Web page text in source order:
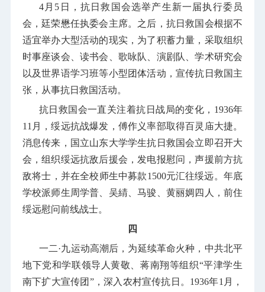
4月 5 日，抗日救国会选举产生新一届执行委员
会，廷荣懋任执委会主席。之后，抗日救国会根据不
适宜举办大型活动的现实，为了积蓄力量，采取组织
时事座谈会、读书会、歌咏队、演剧队、学术研究会
以及世界语学习班等小型团体活动，宣传抗日救国主
张，从事抗日救国活动。
抗日救国会一直关注着抗日战局的变化， 1936年
11 月，绥远抗战爆发，傅作义率部取得百灵庙大捷。
消息传来，国立山东大学学生抗日救国会立即召开大
会，组织绥远抗敌后援会，发电报慰问，声援前方抗
敌将士，并在全校师生中募款1500元汇往绥远。年底
学校派师生周学普、吴綪、马骏、黄丽婤四人，前住
绥远慰问前线战士。
四
一二·九运动高潮后，为延续革命火种，中共北平
地下党和学联领导人黄敬、蒋南翔等组织“平津学生
南下扩大宣传团”，深入农村宣传抗日。 1936年1 月，